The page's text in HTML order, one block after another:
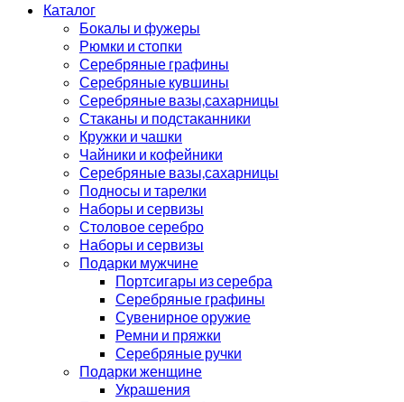
Каталог
Бокалы и фужеры
Рюмки и стопки
Серебряные графины
Серебряные кувшины
Серебряные вазы,сахарницы
Стаканы и подстаканники
Кружки и чашки
Чайники и кофейники
Серебряные вазы,сахарницы
Подносы и тарелки
Наборы и сервизы
Столовое серебро
Наборы и сервизы
Подарки мужчине
Портсигары из серебра
Серебряные графины
Сувенирное оружие
Ремни и пряжки
Серебряные ручки
Подарки женщине
Украшения